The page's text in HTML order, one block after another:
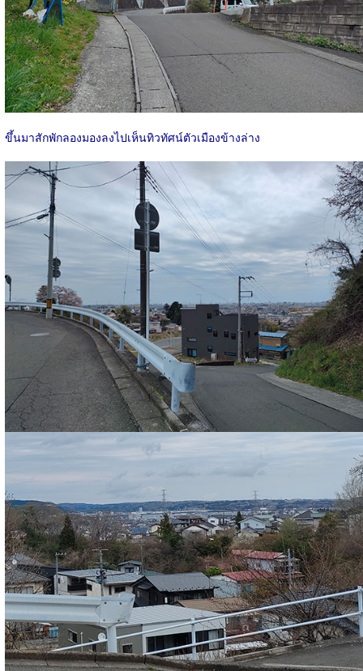
ขึ้นมาสักพักลองมองลงไปเห็นทิวทัศน์ตัวเมืองข้างล่าง